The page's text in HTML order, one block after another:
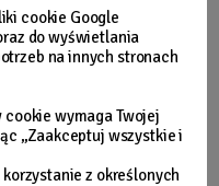
cookie Google
do wyświetlania
na innych stronach
wymaga Twojej
„Zaakceptuj wszystkie i
z określonych